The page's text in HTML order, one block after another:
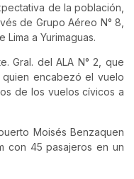
de la población,
de Grupo Aéreo N° 8,
a Yurimaguas.
Gral. del ALA N° 2, que
encabezó el vuelo
de los vuelos cívicos a
Moisés Benzaquen
con 45 pasajeros en un